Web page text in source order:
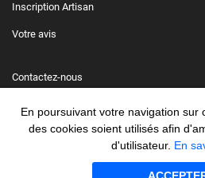
Inscription Artisan
Votre avis
Contactez-nous
Conditions générales d'utilisation
En poursuivant votre navigation sur
des cookies soient utilisés afin
d'utilisateur. En